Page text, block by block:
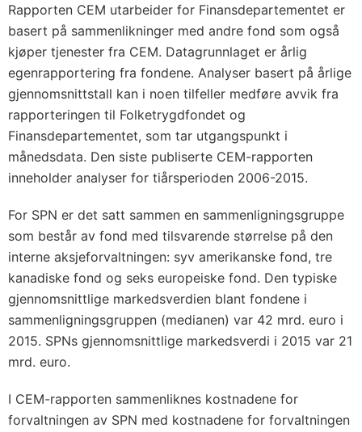
Rapporten CEM utarbeider for Finansdepartementet er
basert på sammenlikninger med andre fond som også
kjøper tjenester fra CEM. Datagrunnlaget er årlig
egenrapportering fra fondene. Analyser basert på årlige
gjennomsnittstall kan i noen tilfeller medføre avvik fra
rapporteringen til Folketrygdfondet og
Finansdepartementet, som tar utgangspunkt i
månedsdata. Den siste publiserte CEM-rapporten
inneholder analyser for tiårsperioden 2006-2015.
For SPN er det satt sammen en sammenligningsgruppe
som består av fond med tilsvarende størrelse på den
interne aksjeforvaltningen: syv amerikanske fond, tre
kanadiske fond og seks europeiske fond. Den typiske
gjennomsnittlige markedsverdien blant fondene i
sammenligningsgruppen (medianen) var 42 mrd. euro i
2015. SPNs gjennomsnittlige markedsverdi i 2015 var 21
mrd. euro.
I CEM-rapporten sammenliknes kostnadene for
forvaltningen av SPN med kostnadene for forvaltningen